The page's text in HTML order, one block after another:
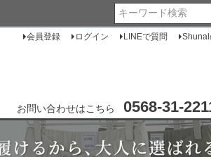
会員登録 ログイン LINEで質問 Shunal
お問い合わせはこちら 0568-31-